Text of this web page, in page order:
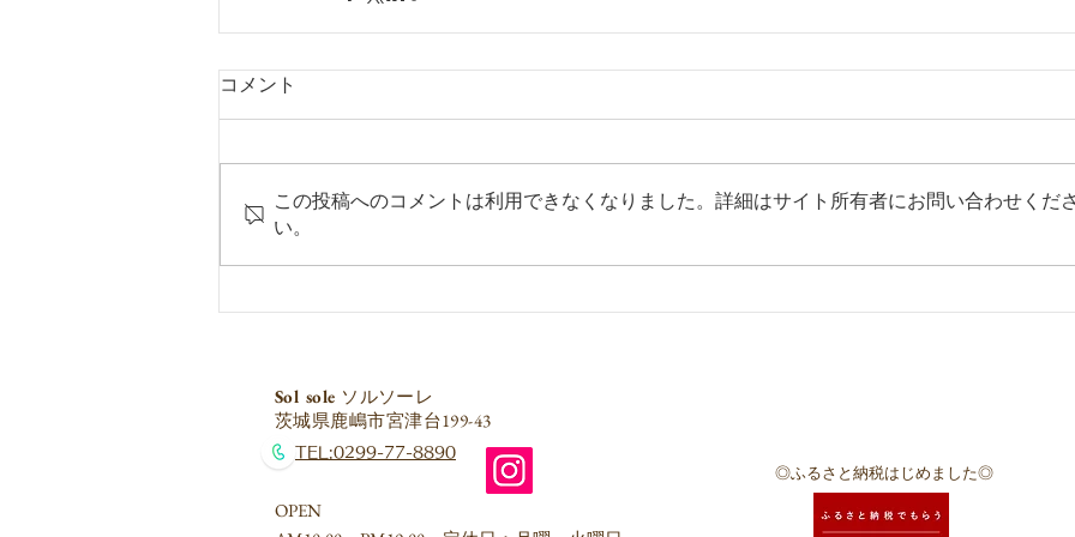
コメント
この投稿へのコメントは利用できなくなりました。詳細はサイト所有者にお問い合わせくだ
い。
Sol sole ソルソーレ
​茨城県鹿嶋市宮津台199-43
​TEL:0299-77-8890
OPEN
◎​ふるさと納税はじめました◎